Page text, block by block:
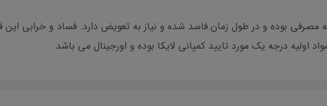
مصرفی بوده و در طول زمان فاسد شده و نیاز به تعویض دارد. فساد و خرابی
درجه یک مورد تایید کمپانی لایکا بوده و اورجینال می باشد.